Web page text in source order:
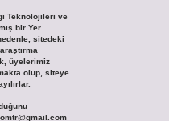
Teknolojileri ve
bir Yer
sitedeki
üyelerimiz
olup, siteye